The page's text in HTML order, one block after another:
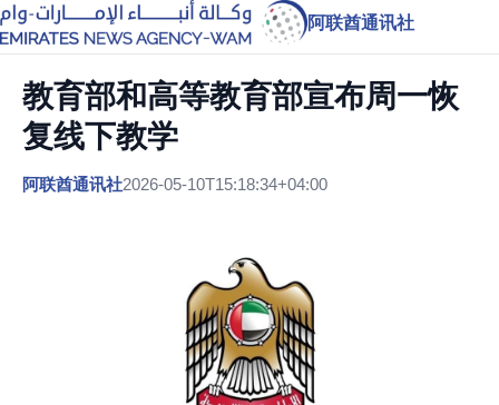
阿联酋通讯社
教育部和高等教育部宣布周一恢
复线下教学
阿联酋通讯社2026-05-10T15:18:34+04:00